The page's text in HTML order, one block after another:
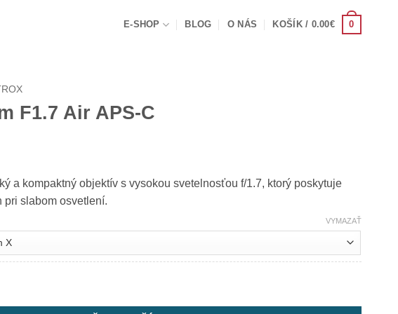
E-SHOP BLOG O NÁS KOŠÍK / 0.00€ 0
F1.7 Air APS-C
a kompaktný objektív s vysokou svetelnosťou f/1.7, ktorý poskytuje
pri slabom osvetlení.
VYMAZAŤ
Air APS-C